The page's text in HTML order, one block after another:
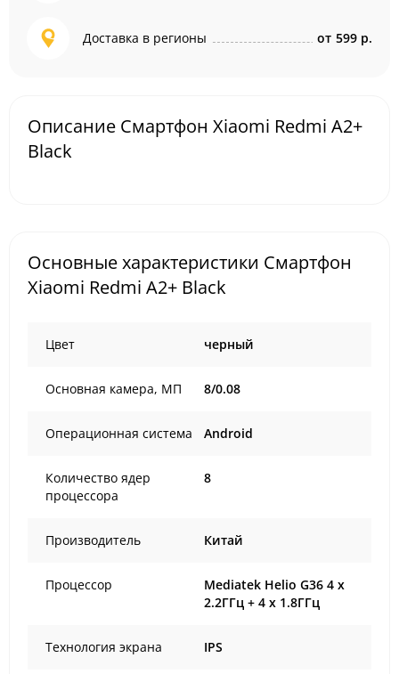
Доставка в регионы от 599 р.
Описание Смартфон Xiaomi Redmi A2+
Black
Основные характеристики Смартфон
Xiaomi Redmi A2+ Black
Цвет черный
Основная камера, МП 8/0.08
Операционная система Android
Количество ядер
процессора
8
Производитель Китай
Процессор
Mediatek Helio G36 4 x
2.2ГГц + 4 x 1.8ГГц
Технология экрана IPS